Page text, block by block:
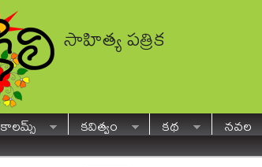
సాహిత్య పత్రిక
కాలమ్స్ కవిత్వం కథ నవల